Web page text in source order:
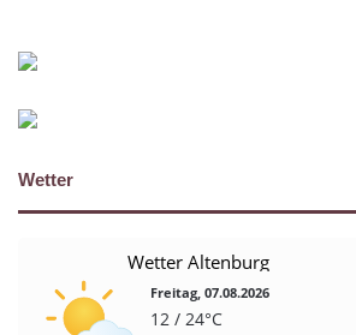
Wetter
Wetter Altenburg
Freitag, 07.08.2026
12 / 24°C